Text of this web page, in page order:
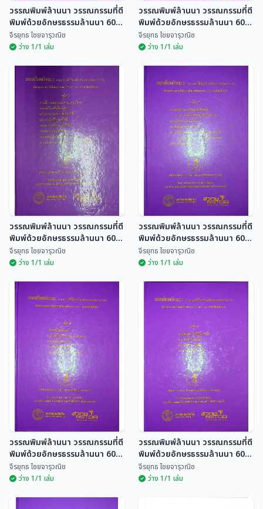
วรรณพิมพ์ล้านนา
วรรณกรรมที่ตีพิมพ์ด้วย
อักษรธรรมล้านนา 60 เล่ม
จีรยุทธ ไชยจารุวณิช
วรรณพิมพ์ล้านนา วรรณกรรมที่ตี
พิมพ์ด้วยอักษรธรรมล้านนา 60
เล่ม
จีรยุทธ ไชยจารุวณิช
ว่าง 1/1 เล่ม
วรรณพิมพ์ล้านนา
วรรณกรรมที่ตีพิมพ์ด้วย
อักษรธรรมล้านนา 60 เล่ม
จีรยุทธ ไชยจารุวณิช
วรรณพิมพ์ล้านนา วรรณกรรมที่ตี
พิมพ์ด้วยอักษรธรรมล้านนา 60
เล่ม
จีรยุทธ ไชยจารุวณิช
ว่าง 1/1 เล่ม
วรรณพิมพ์ล้านนา
วรรณกรรมที่ตีพิมพ์ด้วย
อักษรธรรมล้านนา 60 เล่ม
จีรยุทธ ไชยจารุวณิช
วรรณพิมพ์ล้านนา วรรณกรรมที่ตี
พิมพ์ด้วยอักษรธรรมล้านนา 60
เล่ม
จีรยุทธ ไชยจารุวณิช
ว่าง 1/1 เล่ม
วรรณพิมพ์ล้านนา
วรรณกรรมที่ตีพิมพ์ด้วย
อักษรธรรมล้านนา 60 เล่ม
จีรยุทธ ไชยจารุวณิช
วรรณพิมพ์ล้านนา วรรณกรรมที่ตี
พิมพ์ด้วยอักษรธรรมล้านนา 60
เล่ม
จีรยุทธ ไชยจารุวณิช
ว่าง 1/1 เล่ม
วรรณพิมพ์ล้านนา วรรณกรรมที่ตี
พิมพ์ด้วยอักษรธรรมล้านนา 60
เล่ม
จีรยุทธ ไชยจารุวณิช
ว่าง 1/1 เล่ม
วรรณพิมพ์ล้านนา วรรณกรรมที่ตี
พิมพ์ด้วยอักษรธรรมล้านนา 60
เล่ม
จีรยุทธ ไชยจารุวณิช
ว่าง 1/1 เล่ม